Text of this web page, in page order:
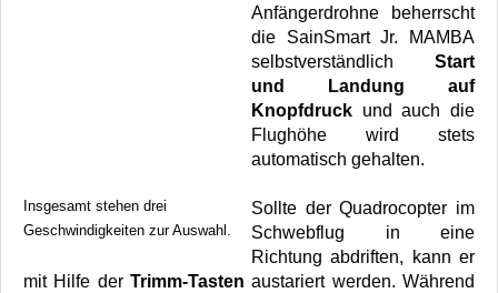
Insgesamt stehen drei
Geschwindigkeiten zur Auswahl.
Anfängerdrohne beherrscht
die SainSmart Jr. MAMBA
selbstverständlich Start
und Landung auf
Knopfdruck und auch die
Flughöhe wird stets
automatisch gehalten.
Sollte der Quadrocopter im
Schwebflug in eine
Richtung abdriften, kann er
mit Hilfe der Trimm-Tasten austariert werden. Während